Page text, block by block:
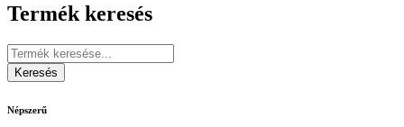
Termék keresés
Népszerű